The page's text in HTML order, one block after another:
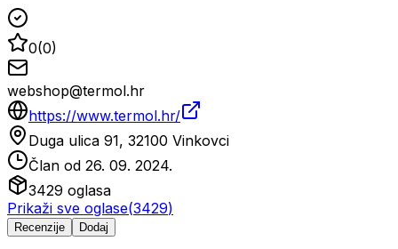
0(0)
webshop@termol.hr
https://www.termol.hr/
Duga ulica 91, 32100 Vinkovci
Član od 26. 09. 2024.
3429 oglasa
Prikaži sve oglase(3429)
Recenzije Dodaj